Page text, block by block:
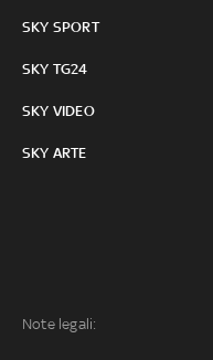
SKY SPORT
SKY TG24
SKY VIDEO
SKY ARTE
Note legali: